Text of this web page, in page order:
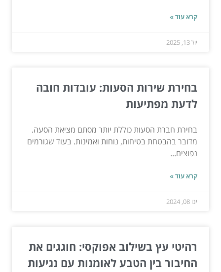
קרא עוד »
יול 13, 2025
בחירת שירות הסעות: עובדות חובה
לדעת מפתיעות
בחירת חברת הסעות כוללת יותר מסתם מציאת הסעה.
מדובר בהבטחת בטיחות, נוחות ואמינות. בעוד שגורמים
נפוצים...
קרא עוד »
ינו 08, 2024
רהיטי עץ בשילוב אפוקסי: חוגגים את
החיבור בין הטבע לאומנות עם נגיעות